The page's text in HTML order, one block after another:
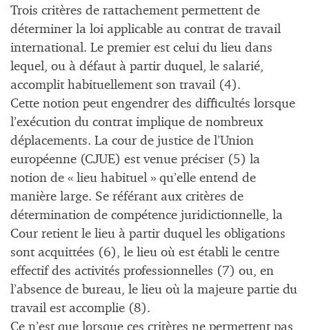
Trois critères de rattachement permettent de
déterminer la loi applicable au contrat de travail
international. Le premier est celui du lieu dans
lequel, ou à défaut à partir duquel, le salarié,
accomplit habituellement son travail (4).
Cette notion peut engendrer des difficultés lorsque
l’exécution du contrat implique de nombreux
déplacements. La cour de justice de l’Union
européenne (CJUE) est venue préciser (5) la
notion de « lieu habituel » qu’elle entend de
manière large. Se référant aux critères de
détermination de compétence juridictionnelle, la
Cour retient le lieu à partir duquel les obligations
sont acquittées (6), le lieu où est établi le centre
effectif des activités professionnelles (7) ou, en
l’absence de bureau, le lieu où la majeure partie du
travail est accomplie (8).
Ce n’est que lorsque ces critères ne permettent pas